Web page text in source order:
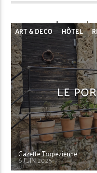
ART & DECO HÔTEL
LE
Gazette Tropezienne
6 JUIN 2025